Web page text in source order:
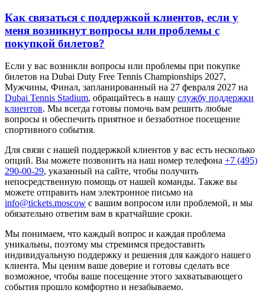
Как связаться с поддержкой клиентов, если у
меня возникнут вопросы или проблемы с
покупкой билетов?
Если у вас возникли вопросы или проблемы при покупке
билетов на Dubai Duty Free Tennis Championships 2027,
Мужчины, Финал, запланированный на 27 февраля 2027 на
Dubai Tennis Stadium, обращайтесь в нашу службу поддержки
клиентов. Мы всегда готовы помочь вам решить любые
вопросы и обеспечить приятное и беззаботное посещение
спортивного события.
Для связи с нашей поддержкой клиентов у вас есть несколько
опций. Вы можете позвонить на наш номер телефона +7 (495)
290-00-29, указанный на сайте, чтобы получить
непосредственную помощь от нашей команды. Также вы
можете отправить нам электронное письмо на
info@tickets.moscow с вашим вопросом или проблемой, и мы
обязательно ответим вам в кратчайшие сроки.
Мы понимаем, что каждый вопрос и каждая проблема
уникальны, поэтому мы стремимся предоставить
индивидуальную поддержку и решения для каждого нашего
клиента. Мы ценим ваше доверие и готовы сделать все
возможное, чтобы ваше посещение этого захватывающего
события прошло комфортно и незабываемо.